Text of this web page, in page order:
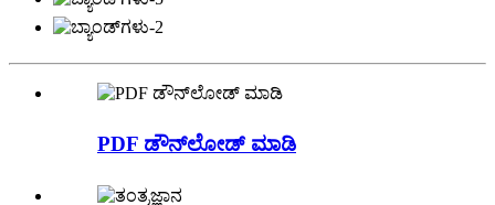
PDF ಡೌನ್‌ಲೋಡ್ ಮಾಡಿ